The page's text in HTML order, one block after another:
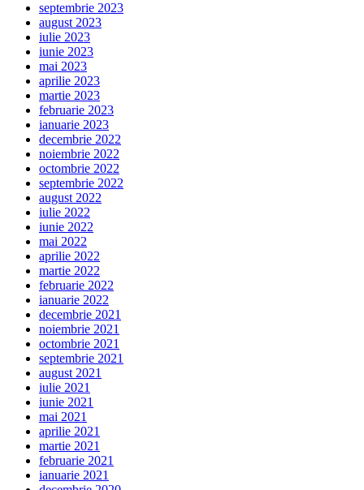
septembrie 2023
august 2023
iulie 2023
iunie 2023
mai 2023
aprilie 2023
martie 2023
februarie 2023
ianuarie 2023
decembrie 2022
noiembrie 2022
octombrie 2022
septembrie 2022
august 2022
iulie 2022
iunie 2022
mai 2022
aprilie 2022
martie 2022
februarie 2022
ianuarie 2022
decembrie 2021
noiembrie 2021
octombrie 2021
septembrie 2021
august 2021
iulie 2021
iunie 2021
mai 2021
aprilie 2021
martie 2021
februarie 2021
ianuarie 2021